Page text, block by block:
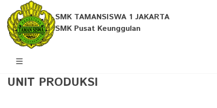
SMK TAMANSISWA 1 JAKARTA
SMK Pusat Keunggulan
UNIT PRODUKSI